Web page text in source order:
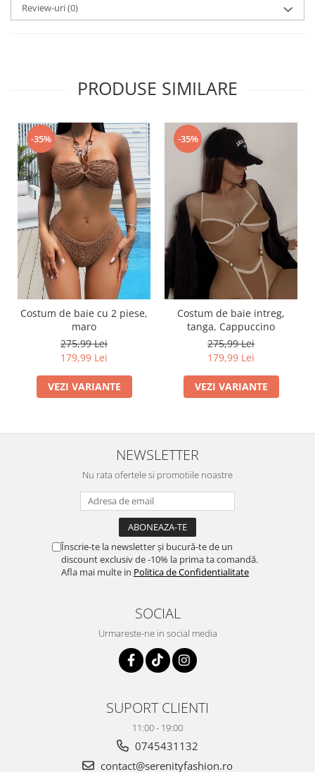
Review-uri(0)
PRODUSE SIMILARE
-35%
Costum de baie cu 2 piese,
maro
275,99 Lei
179,99 Lei
VEZI VARIANTE
-35%
Costum de baie intreg,
tanga, Cappuccino
275,99 Lei
179,99 Lei
VEZI VARIANTE
NEWSLETTER
Nu rata ofertele si promotiile noastre
Înscrie-te la newsletter și bucură-te de un
discount exclusiv de -10% la prima ta comandă.
Afla mai multe in Politica de Confidentialitate
SOCIAL
Urmareste-ne in social media
SUPORT CLIENTI
11:00 - 19:00
0745431132
contact@serenityfashion.ro